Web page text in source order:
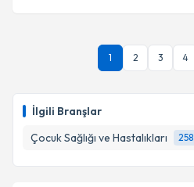
İlgili Branşlar
Çocuk Sağlığı ve Hastalıkları
258
1 2 3 4